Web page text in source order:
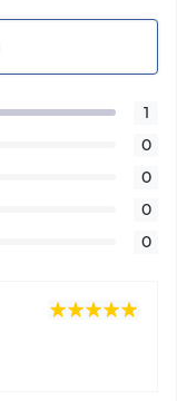
1
0
0
0
0